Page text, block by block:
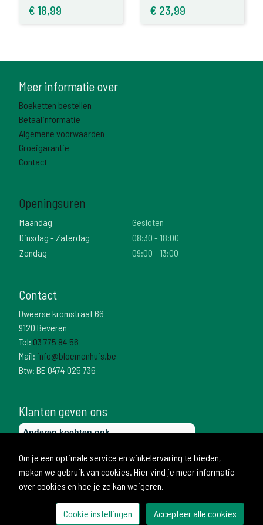
€ 18,99 € 23,99
Meer informatie over
Boeketten bestellen
Betaalinformatie
Algemene voorwaarden
Groeigarantie
Contact
Openingsuren
Maandag
Gesloten
Dinsdag - Zaterdag
08:30 - 18:00
Zondag
09:00 - 13:00
Contact
Dweerse kromstraat 66
9120 Beveren
Tel: 03 775 84 56
Mail: info@bloemenhuis.be
Btw: BE 0474 025 736
Klanten geven ons
Om je een optimale service en winkelervaring te bieden,
maken we gebruik van cookies. Hier vind je meer informatie
over cookies en hoe je ze kan weigeren.
Cookie instellingen Accepteer alle cookies